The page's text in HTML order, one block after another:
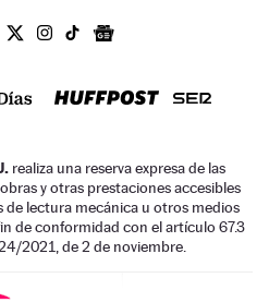
realiza una reserva expresa de las
y otras prestaciones accesibles
de lectura mecánica u otros medios
de conformidad con el artículo 67.3
2021, de 2 de noviembre.